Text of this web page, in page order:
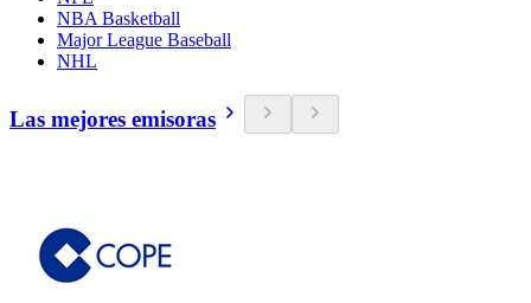
NBA Basketball
Major League Baseball
NHL
Las mejores emisoras